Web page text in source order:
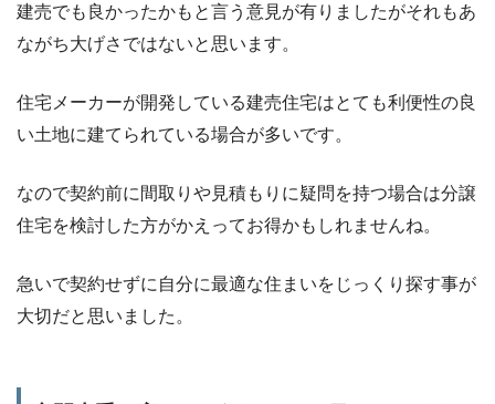
建売でも良かったかもと言う意見が有りましたがそれもあ
ながち大げさではないと思います。
住宅メーカーが開発している建売住宅はとても利便性の良
い土地に建てられている場合が多いです。
なので契約前に間取りや見積もりに疑問を持つ場合は分譲
住宅を検討した方がかえってお得かもしれませんね。
急いで契約せずに自分に最適な住まいをじっくり探す事が
大切だと思いました。